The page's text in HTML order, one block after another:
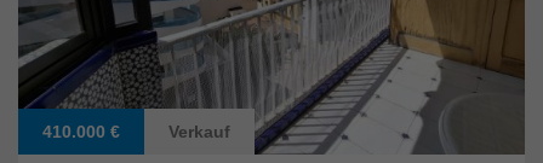
410.000 € Verkauf